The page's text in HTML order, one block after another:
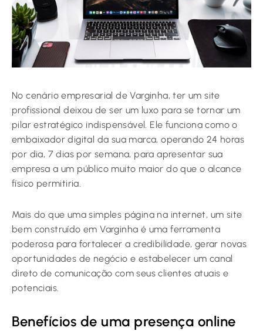
No cenário empresarial de Varginha, ter um site
profissional deixou de ser um luxo para se tornar um
pilar estratégico indispensável. Ele funciona como o
embaixador digital da sua marca, operando 24 horas
por dia, 7 dias por semana, para apresentar sua
empresa a um público muito maior do que o alcance
físico permitiria.
Mais do que uma simples página na internet, um site
bem construído em Varginha é uma ferramenta
poderosa para fortalecer a credibilidade, gerar novas
oportunidades de negócio e estabelecer um canal
direto de comunicação com seus clientes atuais e
potenciais.
Benefícios de uma presença online